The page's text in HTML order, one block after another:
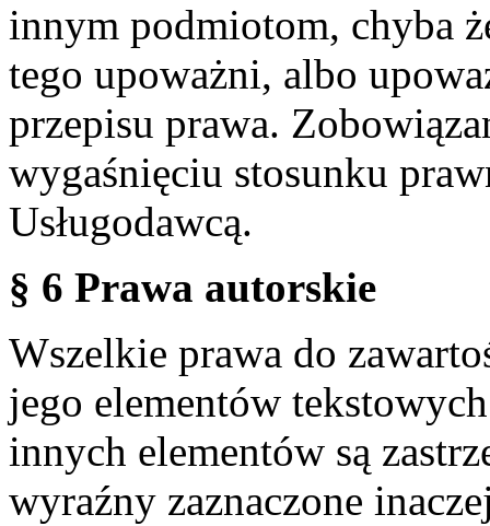
innym podmiotom, chyba
tego upoważni, albo
przepisu prawa.
wygaśnięciu stosunku
Usługodawcą.
§ 6 Prawa autorskie
Wszelkie prawa do
jego elementów
innych elementów są
wyraźny zaznaczone